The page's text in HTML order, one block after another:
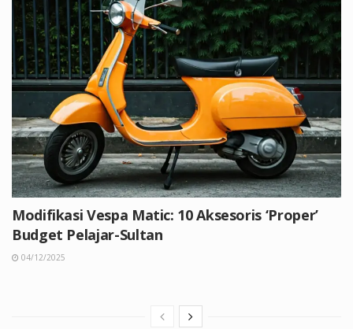
Modifikasi Vespa Matic: 10 Aksesoris ‘Proper’
Budget Pelajar-Sultan
04/12/2025